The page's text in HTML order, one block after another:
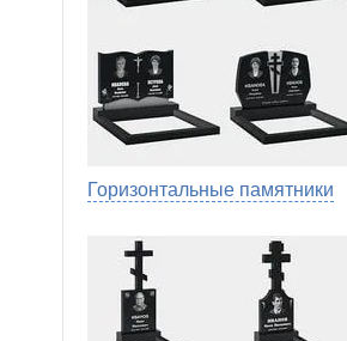
Горизонтальные памятники